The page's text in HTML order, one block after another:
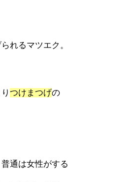
れるマツエク。
つけまつげの
通は女性がする